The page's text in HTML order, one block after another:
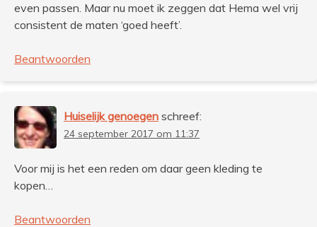
even passen. Maar nu moet ik zeggen dat Hema wel vrij
consistent de maten ‘goed heeft’.
Beantwoorden
Huiselijk genoegen schreef:
24 september 2017 om 11:37
Voor mij is het een reden om daar geen kleding te
kopen…
Beantwoorden